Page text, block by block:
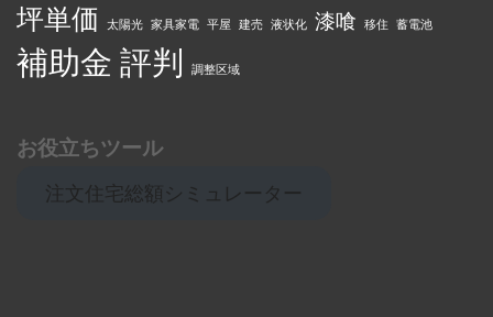
坪単価 太陽光 家具家電 平屋 建売 液状化 漆喰 移住 蓄電池
補助金 評判 調整区域
お役立ちツール
注文住宅総額シミュレーター